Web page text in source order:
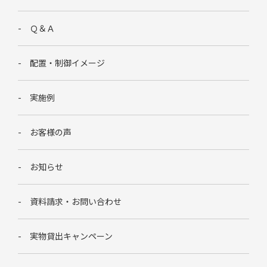
Ｑ＆Ａ
配置・制御イメージ
実施例
お客様の声
お知らせ
資料請求・お問い合わせ
実物貸出キャンペーン